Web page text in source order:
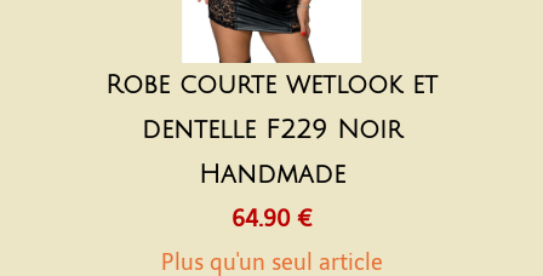
Robe courte wetlook et
dentelle F229 Noir
Handmade
64.90 €
Plus qu'un seul article